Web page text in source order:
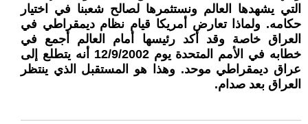
التي يشهدها العالم ونستثمرها لصالح شعبنا في اختيار
حكامه. ولماذا تعارض أمريكا قيام نظام ديمقراطي في
العراق خاصة وقد أكد رئيسها أمام العالم أجمع في
خطابه في الأمم المتحدة يوم 12/9/2002 أنه يتطلع إلى
عراق ديمقراطي موحد. وهذا هو المستقبل الذي ينتظر
العراق بعد صدام.